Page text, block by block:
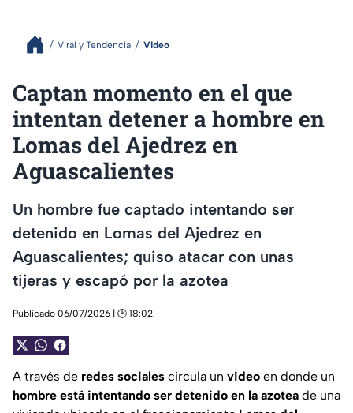
Viral y Tendencia Video
Captan momento en el que
intentan detener a hombre en
Lomas del Ajedrez en
Aguascalientes
Un hombre fue captado intentando ser
detenido en Lomas del Ajedrez en
Aguascalientes; quiso atacar con unas
tijeras y escapó por la azotea
Publicado 06/07/2026 | 🕑 18:02
A través de redes sociales circula un video en donde un
hombre está intentando ser detenido en la azotea de una